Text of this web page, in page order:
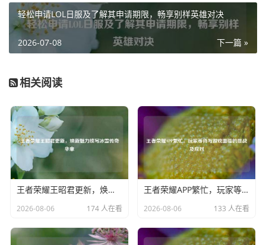
磨，形成了一套成熟且稳定的体系,玩家们在其中可以体验到
高度策略性的团队协作战斗。
两款游戏在测试过程中，都面临着如何平衡游戏性与玩家体
画面的流畅度和英雄技能的表现力，对于新英雄的推出，要
通过测试确保其强度既不会过高破坏游戏平衡，又能让玩家
感受到新角色带来的新鲜感和趣味性，英雄联盟则要在不断
更新游戏内容的同时，避免新机制或新英雄对原有的游戏生
态造成过大冲击,通过严格的测试来维持游戏竞技性的稳定。
在英雄设计方面，王者荣耀与英雄联盟也有着各自的特点，
王者荣耀中的英雄形象更加多样化，融合了众多中国传统文
化元素，每个英雄都有着独特的故事背景和技能特效，在测
容性，以及在不同段位和玩家水平下的表现，英雄联盟的英
轻松申请LOL日服及了解其申请期限，畅享别样英雄对决
下一篇 »
2026-07-08
相关阅读
王者荣耀王昭君更新，焕新魅力续写冰雪传奇华章
2026-08-06 174 人在看
王者荣耀APP繁忙，玩家等待与游戏面临的挑战及应对
2026-08-06 133 人在看